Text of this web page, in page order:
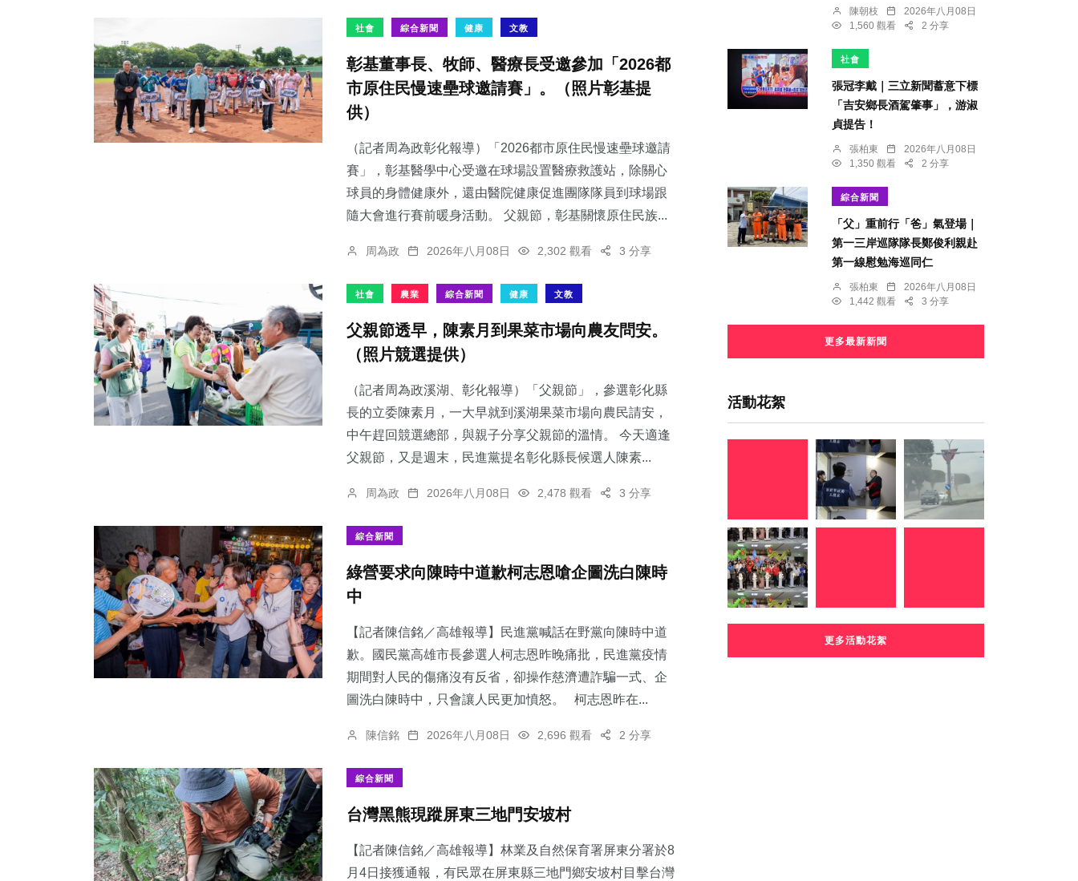
社會 綜合新聞 健康 文教
彰基董事長、牧師、醫療長受邀參加「2026都
市原住民慢速壘球邀請賽」。（照片彰基提
供）
（記者周為政彰化報導）「2026都市原住民慢速壘球邀請
賽」，彰基醫學中心受邀在球場設置醫療救護站，除關心
球員的身體健康外，還由醫院健康促進團隊隊員到球場跟
隨大會進行賽前暖身活動。 父親節，彰基關懷原住民族...
周為政 2026年八月08日 2,302 觀看 3 分享
社會 農業 綜合新聞 健康 文教
父親節透早，陳素月到果菜市場向農友問安。
（照片競選提供）
（記者周為政溪湖、彰化報導）「父親節」，參選彰化縣
長的立委陳素月，一大早就到溪湖果菜市場向農民請安，
中午趕回競選總部，與親子分享父親節的溫情。 今天適逢
父親節，又是週末，民進黨提名彰化縣長候選人陳素...
周為政 2026年八月08日 2,478 觀看 3 分享
綜合新聞
綠營要求向陳時中道歉柯志恩嗆企圖洗白陳時
中
【記者陳信銘／高雄報導】民進黨喊話在野黨向陳時中道
歉。國民黨高雄市長參選人柯志恩昨晚痛批，民進黨疫情
期間對人民的傷痛沒有反省，卻操作慈濟遭詐騙一式、企
圖洗白陳時中，只會讓人民更加憤怒。 柯志恩昨在...
陳信銘 2026年八月08日 2,696 觀看 2 分享
綜合新聞
台灣黑熊現蹤屏東三地門安坡村
【記者陳信銘／高雄報導】林業及自然保育署屏東分署於8
月4日接獲通報，有民眾在屏東縣三地門鄉安坡村目擊台灣
陳朝枝
2026年八月08日
1,560 觀看
2 分享
社會
張冠李戴｜三立新聞蓄意下標
「吉安鄉長酒駕肇事」，游淑
貞提告！
張柏東
2026年八月08日
1,350 觀看
2 分享
綜合新聞
「父」重前行「爸」氣登場｜
第一三岸巡隊隊長鄭俊利親赴
第一線慰勉海巡同仁
張柏東
2026年八月08日
1,442 觀看
3 分享
更多最新新聞
活動花絮
更多活動花絮